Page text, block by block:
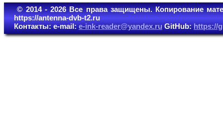
© 2014 - 2026 Все права защищены. Копирование
https://antenna-dvb-t2.ru
Контакты: e-mail:e-ink-reader@yandex.ruGitHub:https://